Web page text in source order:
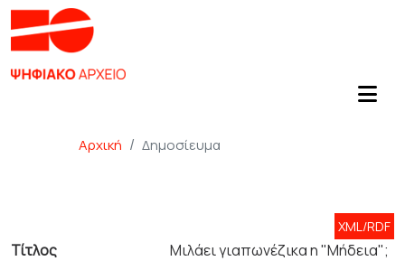
Αρχική Δημοσίευμα
XML/RDF
Τίτλος
Μιλάει γιαπωνέζικα η "Μήδεια";